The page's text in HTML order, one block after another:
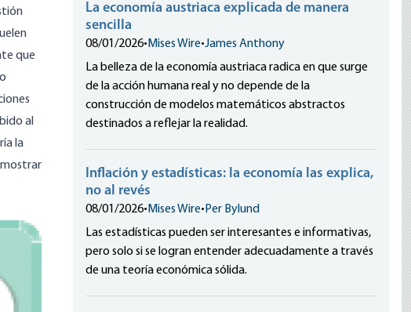
que
al
la
La economía austriaca explicada de manera
sencilla
08/01/2026• Mises Wire•James Anthony
La belleza de la economía austriaca radica en que surge
de la acción humana real y no depende de la
construcción de modelos matemáticos abstractos
destinados a reflejar la realidad.
Inflación y estadísticas: la economía las explica,
no al revés
08/01/2026• Mises Wire• Per Bylund
Las estadísticas pueden ser interesantes e informativas,
pero solo si se logran entender adecuadamente a través
de una teoría económica sólida.